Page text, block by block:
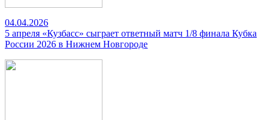
04.04.2026
5 апреля «Кузбасс» сыграет ответный матч 1/8 финала Кубка
России 2026 в Нижнем Новгороде